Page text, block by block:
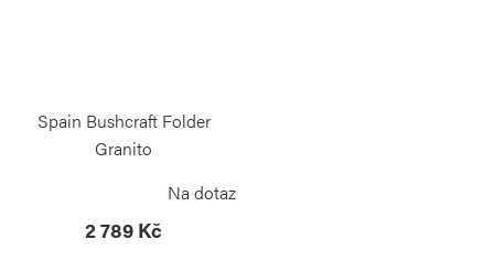
Spain Bushcraft Folder
Granito
Na dotaz
2 789 Kč